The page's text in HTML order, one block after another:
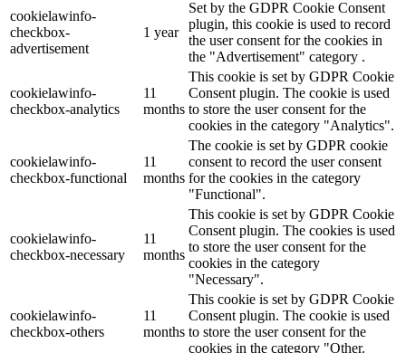
cookielawinfo-
checkbox-
advertisement
1 year
Set by the GDPR Cookie Consent
plugin, this cookie is used to record
the user consent for the cookies in
the "Advertisement" category .
cookielawinfo-
checkbox-analytics
11
months
This cookie is set by GDPR Cookie
Consent plugin. The cookie is used
to store the user consent for the
cookies in the category "Analytics".
cookielawinfo-
checkbox-functional
11
months
The cookie is set by GDPR cookie
consent to record the user consent
for the cookies in the category
"Functional".
cookielawinfo-
checkbox-necessary
11
months
This cookie is set by GDPR Cookie
Consent plugin. The cookies is used
to store the user consent for the
cookies in the category
"Necessary".
cookielawinfo-
checkbox-others
11
months
This cookie is set by GDPR Cookie
Consent plugin. The cookie is used
to store the user consent for the
cookies in the category "Other.